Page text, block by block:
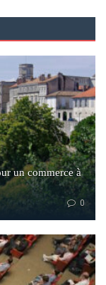
un commerce à
0